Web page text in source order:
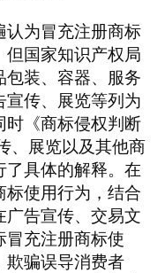
认为冒充注册商标
但国家知识产权局
包装、容器、服务
宣传、展览等列为
时《商标侵权判断
、展览以及其他商
了具体的解释。在
标使用行为，结合
广告宣传、交易文
冒充注册商标使
欺骗误导消费者